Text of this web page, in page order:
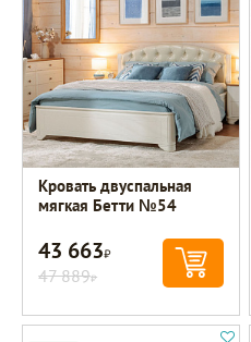
Кровать двуспальная
мягкая Бетти №54
43 663Р
47 889Р